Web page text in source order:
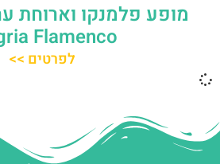
מופע פלמנקו וארוחת
Flamenco
לפרטים >>